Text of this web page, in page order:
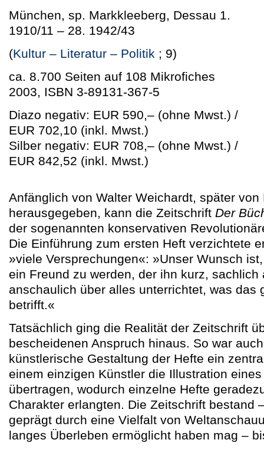
München, sp. Markkleeberg, Dessau 1.
1910/11 – 28. 1942/43
(Kultur – Literatur – Politik ; 9)
ca. 8.700 Seiten auf 108 Mikrofiches
2003, ISBN 3-89131-367-5
Diazo negativ: EUR 590,– (ohne Mwst.) /
EUR 702,10 (inkl. Mwst.)
Silber negativ: EUR 708,– (ohne Mwst.) /
EUR 842,52 (inkl. Mwst.)
Anfänglich von Walter Weichardt, später von
herausgegeben, kann die Zeitschrift Der
der sogenannten konservativen
Die Einführung zum ersten Heft verzichtete
»viele Versprechungen«: »Unser Wunsch
ein Freund zu werden, der ihn kurz, sachlich
anschaulich über alles unterrichtet, was das
betrifft.«
Tatsächlich ging die Realität der Zeitschrift
bescheidenen Anspruch hinaus. So war
künstlerische Gestaltung der Hefte ein
einem einzigen Künstler die Illustration
übertragen, wodurch einzelne Hefte
Charakter erlangten. Die Zeitschrift bestand
geprägt durch eine Vielfalt von
langes Überleben ermöglicht haben mag –